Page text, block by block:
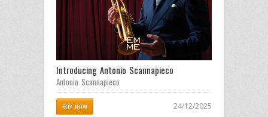
Introducing Antonio Scannapieco
Antonio Scannapieco
BUY NOW 24/12/2025